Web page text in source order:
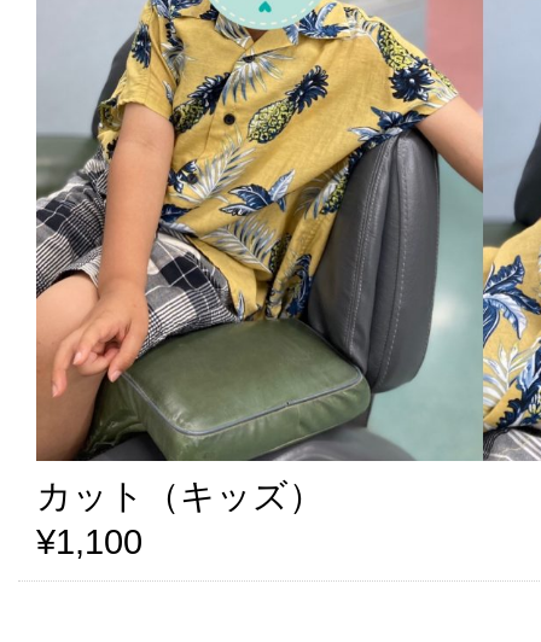
カット（キッズ）
¥1,100